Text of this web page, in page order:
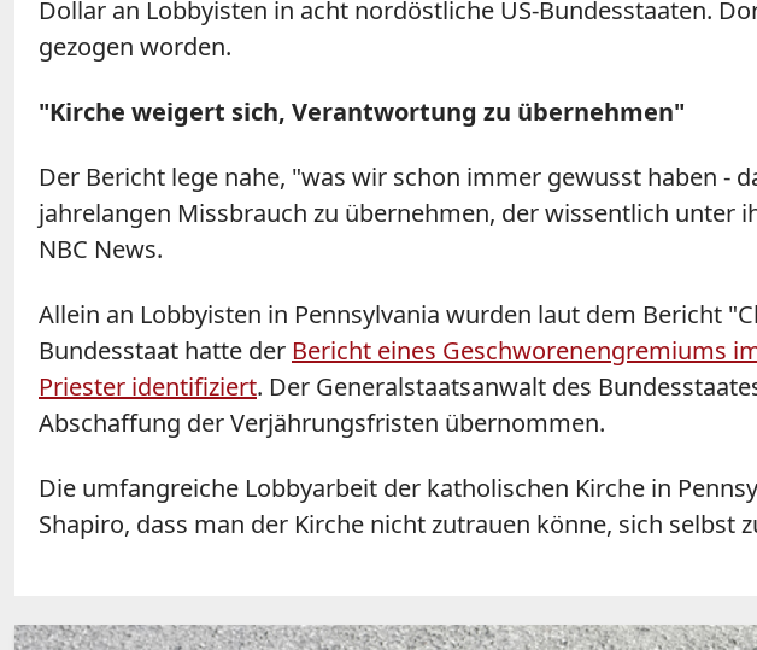
Dollar an Lobbyisten in acht nordöstliche US-Bundesstaaten.
gezogen worden.
"Kirche weigert sich, Verantwortung zu übernehmen"
Der Bericht lege nahe, "was wir schon immer gewusst haben -
jahrelangen Missbrauch zu übernehmen, der wissentlich unter
NBC News.
Allein an Lobbyisten in Pennsylvania wurden laut dem Bericht
Bundesstaat hatte der Bericht eines Geschworenengremiums
Priester identifiziert. Der Generalstaatsanwalt des
Abschaffung der Verjährungsfristen übernommen.
Die umfangreiche Lobbyarbeit der katholischen Kirche in
Shapiro, dass man der Kirche nicht zutrauen könne, sich selbst